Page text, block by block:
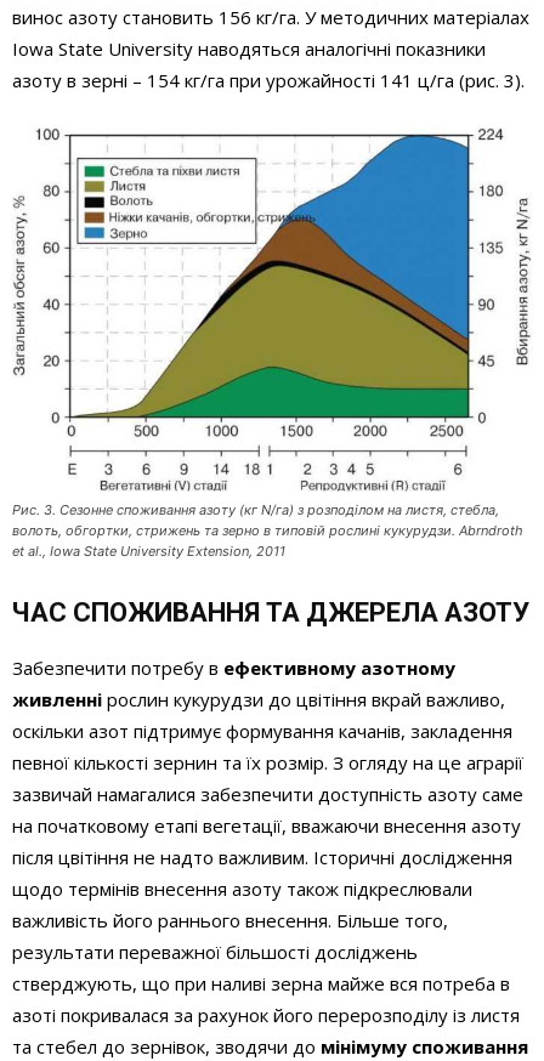
винос азоту становить 156 кг/га. У методичних матеріалах
Iowa State University наводяться аналогічні показники
азоту в зерні – 154 кг/га при урожайності 141 ц/га (рис. 3).
Рис. 3. Сезонне споживання азоту (кг N/га) з розподілом на листя, стебла,
волоть, обгортки, стрижень та зерно в типовій рослині кукурудзи. Abrndroth
et al., Iowa State University Extension, 2011
ЧАС СПОЖИВАННЯ ТА ДЖЕРЕЛА АЗОТУ
Забезпечити потребу в ефективному азотному
живленні рослин кукурудзи до цвітіння вкрай важливо,
оскільки азот підтримує формування качанів, закладення
певної кількості зернин та їх розмір. З огляду на це аграрії
зазвичай намагалися забезпечити доступність азоту саме
на початковому етапі вегетації, вважаючи внесення азоту
після цвітіння не надто важливим. Історичні дослідження
щодо термінів внесення азоту також підкреслювали
важливість його раннього внесення. Більше того,
результати переважної більшості досліджень
стверджують, що при наливі зерна майже вся потреба в
азоті покривалася за рахунок його перерозподілу із листя
та стебел до зернівок, зводячи до мінімуму споживання